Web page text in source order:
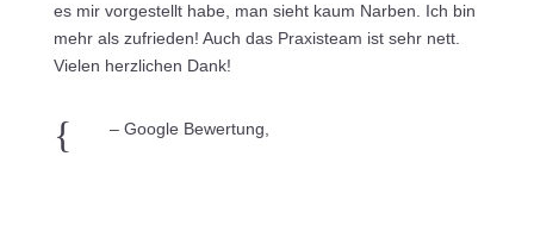
es mir vorgestellt habe, man sieht kaum Narben. Ich bin
mehr als zufrieden! Auch das Praxisteam ist sehr nett.
Vielen herzlichen Dank!
{ – Google Bewertung,